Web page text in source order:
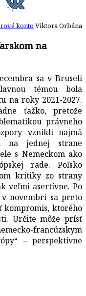
konto Viktora Orbána
na
sa v Bruseli
témou bola
na roky 2021-2027.
ťažko, pretože
právneho
vznikli najmä
na jednej strane
s Nemeckom ako
rade. Poľsko
kritiky zo strany
veľmi asertívne. Po
v novembri sa preto
kompromis, ktorého
Určite môže prísť
francúzskym
– perspektívne